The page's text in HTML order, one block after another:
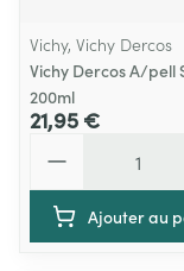
Vichy, Vichy Dercos
Vichy Dercos A/pell
200ml
21,95 €
Ajouter au